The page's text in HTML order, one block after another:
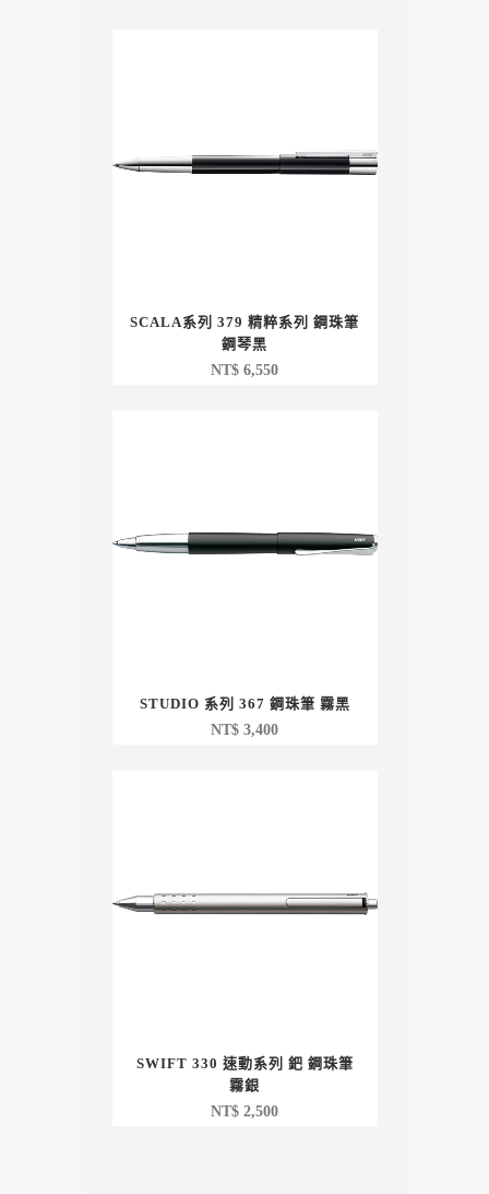
SCALA系列 379 精粹系列 鋼珠筆
鋼琴黑
NT$ 6,550
STUDIO 系列 367 鋼珠筆 霧黑
NT$ 3,400
SWIFT 330 速動系列 鈀 鋼珠筆
霧銀
NT$ 2,500